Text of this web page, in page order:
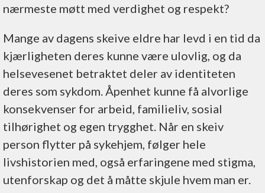
nærmeste møtt med verdighet og respekt?
Mange av dagens skeive eldre har levd i en tid da
kjærligheten deres kunne være ulovlig, og da
helsevesenet betraktet deler av identiteten
deres som sykdom. Åpenhet kunne få alvorlige
konsekvenser for arbeid, familieliv, sosial
tilhørighet og egen trygghet. Når en skeiv
person flytter på sykehjem, følger hele
livshistorien med, også erfaringene med stigma,
utenforskap og det å måtte skjule hvem man er.